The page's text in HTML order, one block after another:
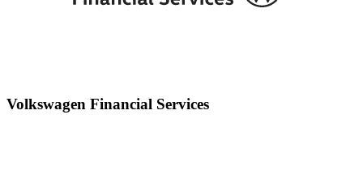
Volkswagen Financial Services